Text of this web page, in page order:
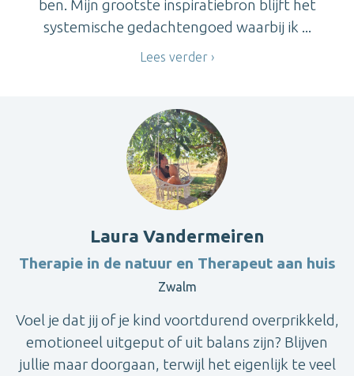
ben. Mijn grootste inspiratiebron blijft het
systemische gedachtengoed waarbij ik ...
Lees verder
Laura Vandermeiren
Therapie in de natuur en Therapeut aan huis
Zwalm
Voel je dat jij of je kind voortdurend overprikkeld,
emotioneel uitgeput of uit balans zijn? Blijven
jullie maar doorgaan, terwijl het eigenlijk te veel